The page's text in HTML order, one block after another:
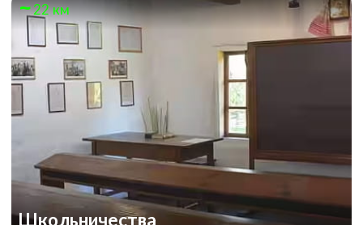
22 км
Школьничества